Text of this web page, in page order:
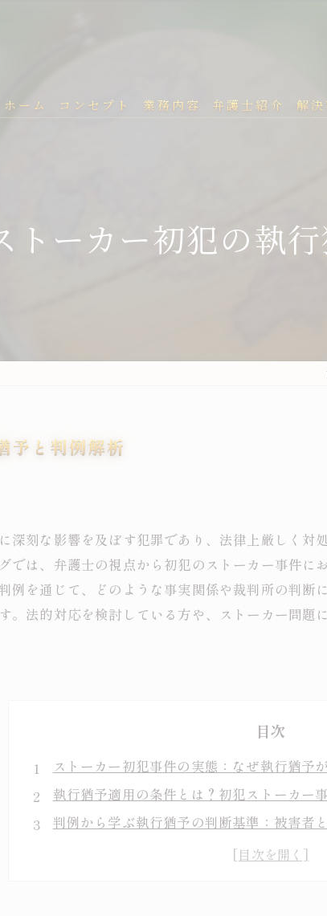
ホーム コンセプト 業務内容 弁護士紹介 解決
トーカー初犯の執
予と判例解析
深刻な影響を及ぼす犯罪であり、法律上厳しく
では、弁護士の視点から初犯のストーカー事件
例を通じて、どのような事実関係や裁判所の判
。法的対応を検討している方や、ストーカー問
目次
ストーカー初犯事件の実態：なぜ執行猶予
執行猶予適用の条件とは？初犯ストーカー
判例から学ぶ執行猶予の判断基準：被害者
裁判所は何を重視するのか？ストーカー初